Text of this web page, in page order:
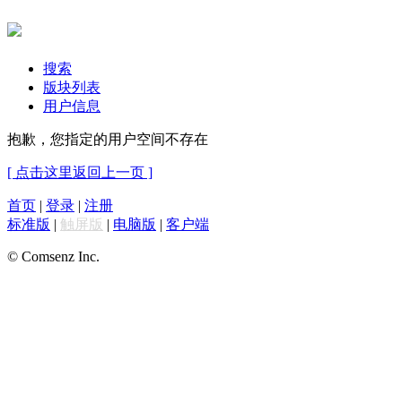
搜索
版块列表
用户信息
抱歉，您指定的用户空间不存在
[ 点击这里返回上一页 ]
首页 | 登录 | 注册
标准版 | 触屏版 | 电脑版 | 客户端
© Comsenz Inc.